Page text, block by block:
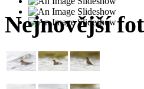
Nejnovější